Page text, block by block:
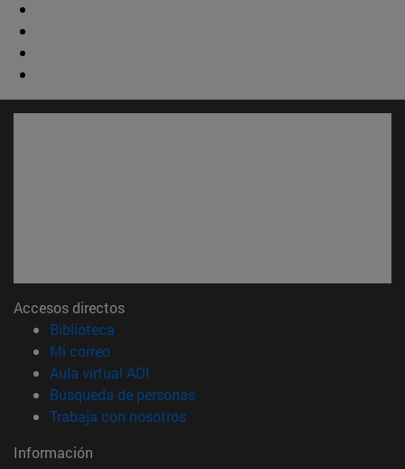
Accesos directos
Biblioteca
Mi correo(abre en nueva ventana)
Aula virtual ADI
Búsqueda de personas(abre en nueva ventana)
Trabaja con nosotros(abre en nueva ventana)
Información